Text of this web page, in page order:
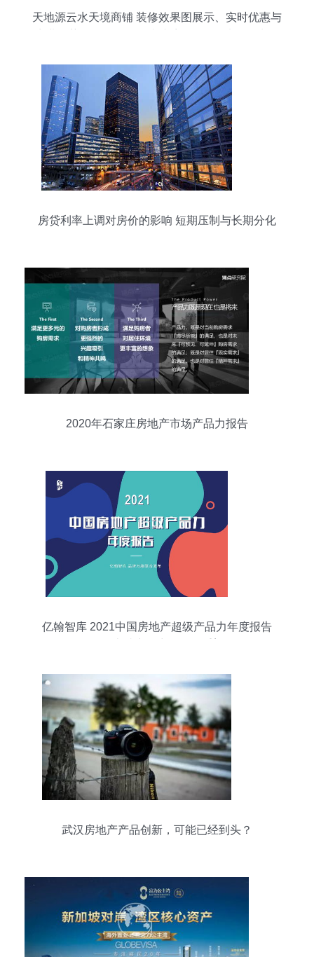
天地源云水天境商铺 装修效果图展示、实时优惠与
盘，以其卓越的地理位置和优质的建筑设计，成为
投资商家的热门之选。本文将从装修效果图展示、
实时优惠活动、商业优势分析和楼盘地址四个维
度，为您呈现这份理想的商业空间指南。\n\n---
房贷利率上调对房价的影响 短期压制与长期分化
2020年石家庄房地产市场产品力报告
亿翰智库 2021中国房地产超级产品力年度报告
武汉房地产产品创新，可能已经到头？